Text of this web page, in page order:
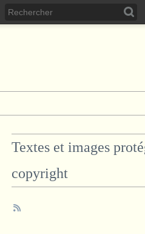
Textes et images
copyright